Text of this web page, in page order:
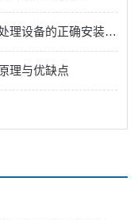
不能不知道的小知识---模块化污水处理设备的正确安装方法
理与优缺点